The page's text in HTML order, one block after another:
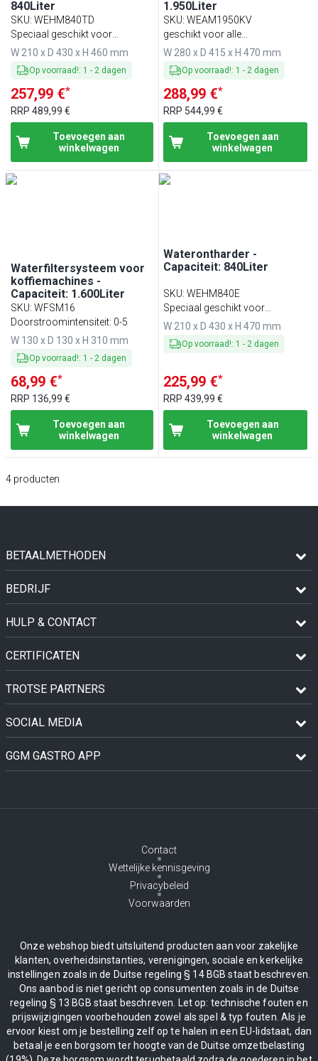
840Liter
SKU: WEHM840TD
Speciaal geschikt voor
koffiemachines
W 210 x D 430 x H 460 mm
Op voorraad!: 1 - 2 dagen
257,99 €*
RRP 489,99 €
Toevoegen aan
winkelwagen
1.950Liter
SKU:WEAM1950KV
geschikt voor alle
cateringapparatuur
W 280 x D 415 x H 470 mm
Op voorraad!: 1 - 2 dagen
288,99 €*
RRP 544,99 €
Toevoegen aan
winkelwagen
Waterfiltersysteem voor
koffiemachines -
Capaciteit: 1.600Liter
SKU: WFSM16
Doorstroomintensiteit: 0-5
W 130 x D 130 x H 310 mm
Op voorraad!: 1 - 2 dagen
68,99 €*
RRP 136,99 €
Toevoegen aan
winkelwagen
Waterontharder -
Capaciteit: 840Liter
SKU:WEHM840E
Speciaal geschikt voor
koffiemachines
W 210 x D 430 x H 470 mm
Op voorraad!: 1 - 2 dagen
225,99 €*
RRP439,99 €
Toevoegen aan
winkelwagen
4 producten
BETAALMETHODEN
BEDRIJF
HULP & CONTACT
CERTIFICATEN
TROTSE PARTNERS
SOCIAL MEDIA
GGM GASTRO APP
Contact
Wettelijke kennisgeving
Privacybeleid
Voorwaarden
Onze webshop biedt uitsluitend producten aan voor zakelijke
klanten, overheidsinstanties, verenigingen, sociale en kerkelijke
instellingen zoals in de Duitse regeling § 14 BGB staat beschreven.
Ons aanbod is niet gericht op consumenten zoals in de Duitse
regeling § 13 BGB staat beschreven. Let op: technische fouten en
prijswijzigingen voorbehouden zowel als spel & typ fouten. Als je
ervoor kiest om je bestelling zelf op te halen in een EU-lidstaat, dan
betaal je een borgsom ter hoogte van de Duitse omzetbelasting